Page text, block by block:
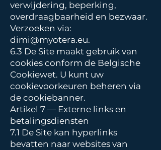
verwijdering, beperking,
overdraagbaarheid en bezwaar.
Verzoeken via:
dimi@myotera.eu.
6.3 De Site maakt gebruik van
cookies conform de Belgische
Cookiewet. U kunt uw
cookievoorkeuren beheren via
de cookiebanner.
Artikel 7 — Externe links en
betalingsdiensten
7.1 De Site kan hyperlinks
bevatten naar websites van